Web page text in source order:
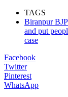
TAGS
Biranpur
and put
case
Facebook
Twitter
Pinterest
WhatsApp